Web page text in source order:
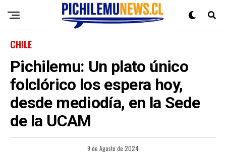
CHILE
Pichilemu: Un plato único
folclórico los espera hoy,
desde mediodía, en la Sede
de la UCAM
9 de Agosto de 2024